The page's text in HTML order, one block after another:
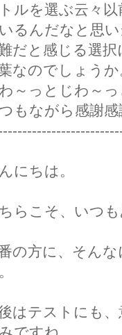
ルを選ぶ云々
るんだなと思い
だと感じる選
なのでしょうか
～っとじわ～
もながら感謝
にちは。
らこそ、いつ
の方に、そん
はテストにも